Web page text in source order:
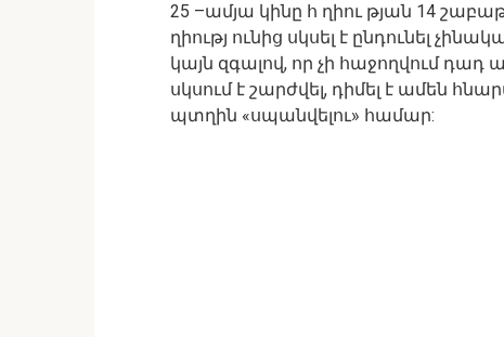
25 –ամյա կինը հ ղիու թյան 14
ղիությ ունից սկսել է ընդունել
կայն զգալով, որ չի հաջողվում դադ
սկսում է շարժվել, դիմել է ամեն
պտղին «սպանվելու» համար: